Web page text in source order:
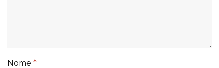
Nome *